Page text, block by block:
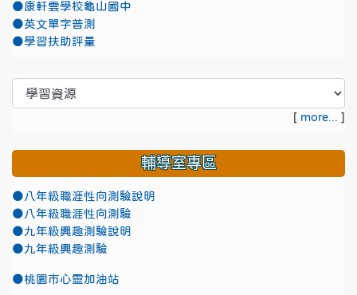
●康軒雲學校龜山國中
●英文單字普測
●學習扶助評量
[ more... ]
輔導室專區
●八年級職涯性向測驗說明
●八年級職涯性向測驗
●九年級興趣測驗說明
●九年級興趣測驗
●桃園市心靈加油站